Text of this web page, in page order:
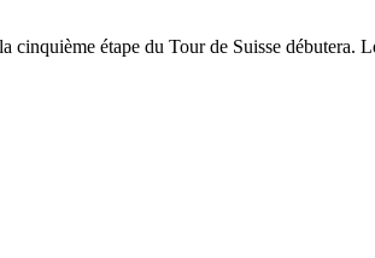
étape du Tour de Suisse débutera.